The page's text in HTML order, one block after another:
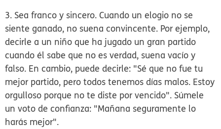
3. Sea franco y sincero. Cuando un elogio no se
siente ganado, no suena convincente. Por ejemplo,
decirle a un niño que ha jugado un gran partido
cuando él sabe que no es verdad, suena vacío y
falso. En cambio, puede decirle: "Sé que no fue tu
mejor partido, pero todos tenemos días malos. Estoy
orgulloso porque no te diste por vencido". Súmele
un voto de confianza: "Mañana seguramente lo
harás mejor".